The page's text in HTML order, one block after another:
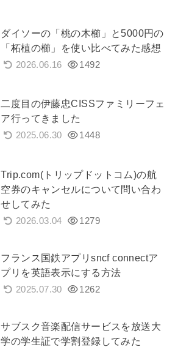
ダイソーの「桃の木櫛」と5000円の
「柘植の櫛」を使い比べてみた感想
2026.06.16 1492
二度目の伊藤忠CISSファミリーフェ
ア行ってきました
2025.06.30 1448
Trip.com(トリップドットコム)の航
空券のキャンセルについて問い合わ
せしてみた
2026.03.04 1279
フランス国鉄アプリsncf connectア
プリを英語表示にする方法
2025.07.30 1262
サブスク音楽配信サービスを放送大
学の学生証で学割登録してみた